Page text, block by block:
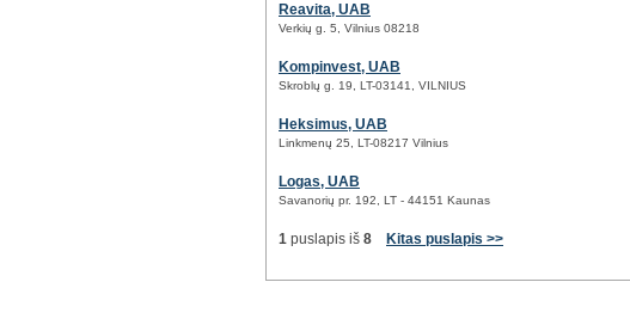
Reavita, UAB
Verkių g. 5, Vilnius 08218
Kompinvest, UAB
Skroblų g. 19, LT-03141, VILNIUS
Heksimus, UAB
Linkmenų 25, LT-08217 Vilnius
Logas, UAB
Savanorių pr. 192, LT - 44151 Kaunas
1 puslapis iš 8 Kitas puslapis >>